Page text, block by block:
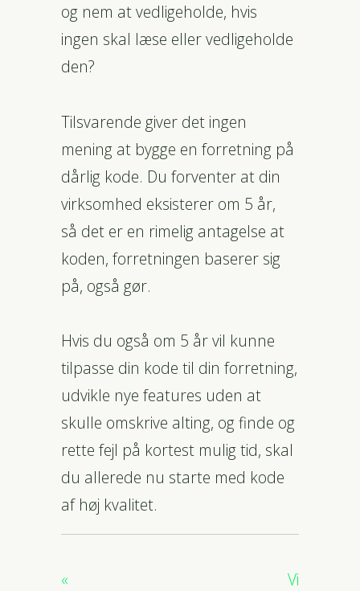
og nem at vedligeholde, hvis
ingen skal læse eller vedligeholde
den?
Tilsvarende giver det ingen
mening at bygge en forretning på
dårlig kode. Du forventer at din
virksomhed eksisterer om 5 år,
så det er en rimelig antagelse at
koden, forretningen baserer sig
på, også gør.
Hvis du også om 5 år vil kunne
tilpasse din kode til din forretning,
udvikle nye features uden at
skulle omskrive alting, og finde og
rette fejl på kortest mulig tid, skal
du allerede nu starte med kode
af høj kvalitet.
Vi